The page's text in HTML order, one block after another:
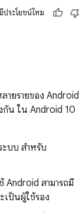
ระโยชน์ไหม
ายรายของ Android
กัน ใน Android 10
บบ สำหรับ
สามารถมี
ป็นผู้ใช้รอง